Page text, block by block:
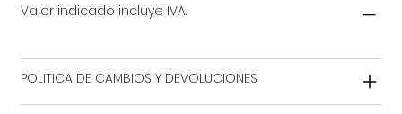
Valor indicado incluye IVA.
POLITICA DE CAMBIOS Y DEVOLUCIONES